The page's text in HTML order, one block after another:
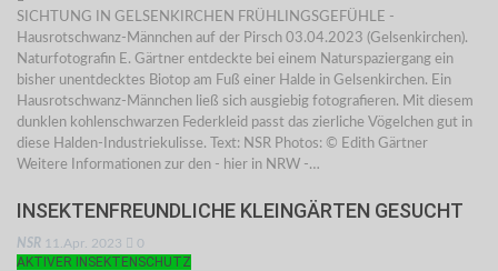
SICHTUNG IN GELSENKIRCHEN FRÜHLINGSGEFÜHLE -
Hausrotschwanz-Männchen auf der Pirsch 03.04.2023 (Gelsenkirchen).
Naturfotografin E. Gärtner entdeckte bei einem Naturspaziergang ein
bisher unentdecktes Biotop am Fuß einer Halde in Gelsenkirchen. Ein
Hausrotschwanz-Männchen ließ sich ausgiebig fotografieren. Mit diesem
dunklen kohlenschwarzen Federkleid passt das zierliche Vögelchen gut in
diese Halden-Industriekulisse. Text: NSR Photos: © Edith Gärtner
Weitere Informationen zur den - hier in NRW -…
INSEKTENFREUNDLICHE KLEINGÄRTEN GESUCHT
NSR 11.Apr. 2023 0
AKTIVER INSEKTENSCHUTZ